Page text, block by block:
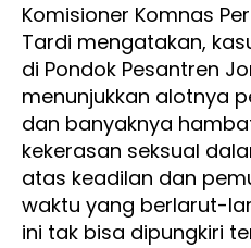
Komisioner Komnas
Tardi mengatakan,
di Pondok Pesantren
menunjukkan alotnya
dan banyaknya
kekerasan seksual
atas keadilan dan
waktu yang berlarut-
ini tak bisa dipungkiri